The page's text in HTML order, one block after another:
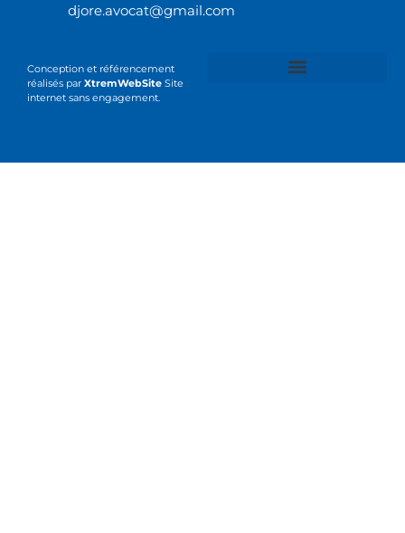
djore.avocat@gmail.com
Conception et référencement
réalisés par XtremWebSite Site
internet sans engagement.